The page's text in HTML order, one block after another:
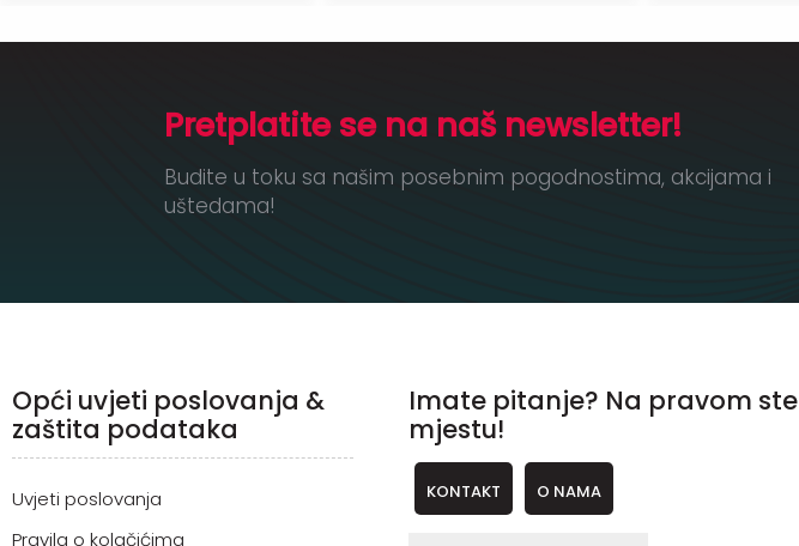
Pretplatite se na naš newsletter!
Budite u toku sa našim posebnim pogodnostima, akcijama i
uštedama!
Opći uvjeti poslovanja &
zaštita podataka
Uvjeti poslovanja
Pravila o kolačićima
Imate pitanje? Na pravom ste
mjestu!
KONTAKT O NAMA